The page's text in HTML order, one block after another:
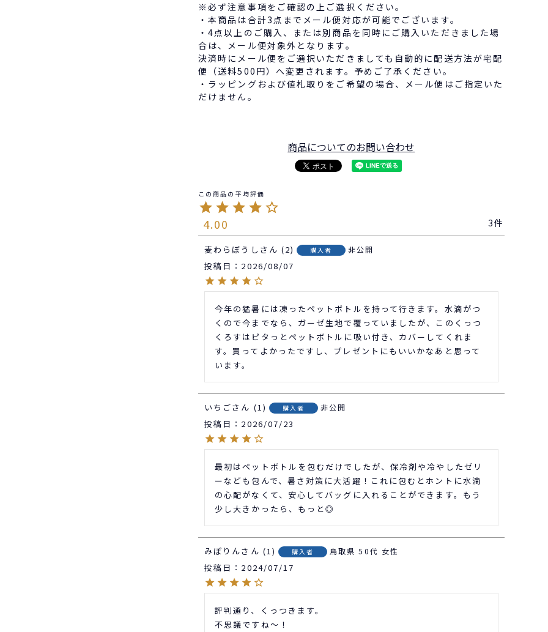
※必ず注意事項をご確認の上ご選択ください。
・本商品は合計3点までメール便対応が可能でございます。
・4点以上のご購入、または別商品を同時にご購入いただきました場
合は、メール便対象外となります。
決済時にメール便をご選択いただきましても自動的に配送方法が宅配
便（送料500円）へ変更されます。予めご了承ください。
・ラッピングおよび値札取りをご希望の場合、メール便はご指定いた
だけません。
商品についてのお問い合わせ
4.00 3
麦わらぼうし 2 購入者 非公開
投稿日 2026/08/07
今年の猛暑には凍ったペットボトルを持って行きます。水滴がつ
くので今までなら、ガーゼ生地で覆っていましたが、このくっつ
くろすはピタっとペットボトルに吸い付き、カバーしてくれま
す。買ってよかったですし、プレゼントにもいいかなあと思って
います。
いちご 1 購入者 非公開
投稿日 2026/07/23
最初はペットボトルを包むだけでしたが、保冷剤や冷やしたゼリ
ーなども包んで、暑さ対策に大活躍！これに包むとホントに水滴
の心配がなくて、安心してバッグに入れることができます。もう
少し大きかったら、もっと◎
みぽりん 1 購入者 鳥取県 50代 女性
投稿日 2024/07/17
評判通り、くっつきます。
不思議ですね〜！